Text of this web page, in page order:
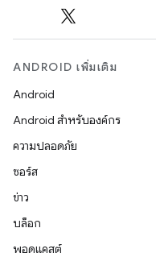
ANDROID เพิ่มเติม
Android
Android สำหรับองค์กร
ความปลอดภัย
ซอร์ส
ข่าว
บล็อก
พอดแคสต์